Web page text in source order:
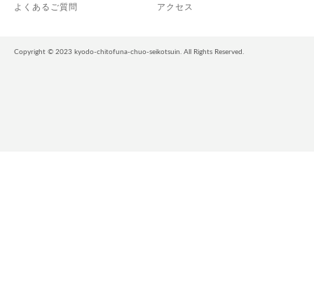
よくあるご質問 アクセス
Copyright © 2023 kyodo-chitofuna-chuo-seikotsuin. All Rights Reserved.